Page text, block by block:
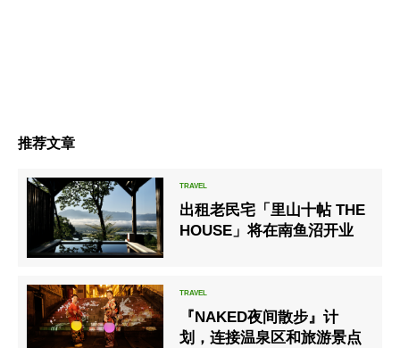
推荐文章
出租老民宅「里山十帖 THE
HOUSE」将在南鱼沼开业
『NAKED夜间散步』计
划，连接温泉区和旅游景点